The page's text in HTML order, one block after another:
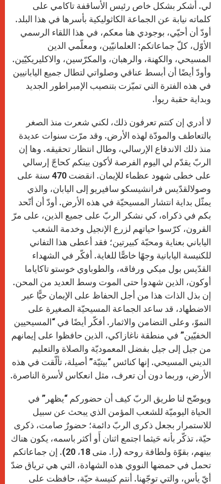
لي. أشكر بشكل خاص رئيس الأساقفة تاكامي على
كلماته نيابة عن الجماعة الكاثوليكية بأسرها في هذا البلد.
أودّ أن أحيّي، بوجودي هنا معكم، في هذا اللقاء الرسمي
الأوّل، كلّ جماعاتكم: العلمانيّين، ومعلّمي الدين
المسيحي، والكهنة، والرهبان، والمكرّسين، والاكليريكيّين.
وأودّ أيضًا أن أبسط عناقي وصلواتي لتطال جميع اليابانيين
في هذه الفترة التي تميّزت بتنصيب الإمبراطور الجديد
وبداية حقبة ريوا.
لا أدري إن كنتم تعرفون ذلك، لكني شعرت منذ الصغر
بالتعاطف والمودّة لهذه الأرض. وقد مرّت سنوات عديدة
منذ ذلك الاندفاع الإرسالي، وطال انتظار تحقيقه. وها إن
الربّ يقدّم لي اليوم الفرصة لأكون بينكم كحاجّ إرسالي
على خطى شهود عظماء للإيمان. انقضت 470 سنة على
وصولالقدّيس فرانشيسكو سافيريو إلى اليابان، والذي
يمثّل بداية انتشار المسيحيّة في هذه الأرض. أودّ أن أتّحد
بكم في ذكراه، كي نشكر الربّ على جميع الذين، على مرّ
القرون، كرّسوا حياتهم لزرع الإنجيل وخدمة الشعب
الياباني بعناية ومحبّة كبيرتين؛ فقد أعطى هذا التفاني
للكنيسة اليابانية وجهًا خاصًّا للغاية. أفكّر في الشهداء
القدّيس بول ميكي ورفاقه، والطوباوي خوستو تاكاياما
أوكون، الذين شهدوا حتى الموت وسط العديد من المحن.
إن بذل الذات هذا من أجل الحفاظ على الإيمان حيًّا عبر
الاضطهاد، قد ساعد الجماعة المسيحيّة الصغيرة على
النموّ، وعلى التضامن والاثمار. أفكّر أيضًا في “المسيحيين
الخفيّين” في منطقة ناغازاكي، الذين حافظوا على إيمانهم
من جيل إلى جيل بفضل المعموديّة والصلاة والتعليم
الديني المسيحي. إنها كنائس “بيتيّة” أصيلة، تألّقت في هذه
الأرض، وربما دون أن تعرف، مثل انعكاس لأسرة الناصرة.
ويوضّح لنا طريق الربّ كيف أن حضوركم “يظهر” في
الحياة اليوميّة للشعب المؤمن الذي يبحث عن سبيل
للاستمرار بجعل ذكرى الربّ دائمة؛ حضورٌ صامت، ذكرى
حيّة، تذكّر بأنه حَيثما اجتمع اثنان أَو أكثر باسمه، يكون هناك
بينهم، بقوّة ولطافة روحه (را. متى 18، 20). إن جماعاتكم
تحمل في حمضها النووي هذه الشهادة، التي هي ترياق ضدّ
أيّ يأس، والتي توجّهنا. أنتم كنيسة حيّة، حافظت على